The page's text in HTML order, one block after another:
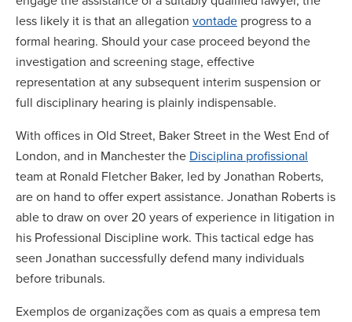
less likely it is that an allegation vontade progress to a
formal hearing. Should your case proceed beyond the
investigation and screening stage, effective
representation at any subsequent interim suspension or
full disciplinary hearing is plainly indispensable.
With offices in Old Street, Baker Street in the West End of
London, and in Manchester the Disciplina profissional
team at Ronald Fletcher Baker, led by Jonathan Roberts,
are on hand to offer expert assistance. Jonathan Roberts is
able to draw on over 20 years of experience in litigation in
his Professional Discipline work. This tactical edge has
seen Jonathan successfully defend many individuals
before tribunals.
Exemplos de organizações com as quais a empresa tem